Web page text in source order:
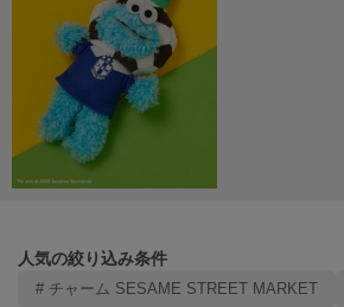
LILY BROWN
リリーブラウン
LILY BROWN Lingerie
リリーブラウンランジェリー
LITTLE UNION TOKYO
リトルユニオン トウキョウ
made of Organics
メイドオブオーガニクス
人気の絞り込み条件
# チャーム SESAME STREET MARKET